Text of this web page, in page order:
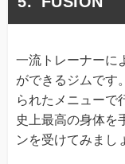
一流トレーナーに
ができるジムです
られたメニューで
史上最高の身体を
ンを受けてみまし